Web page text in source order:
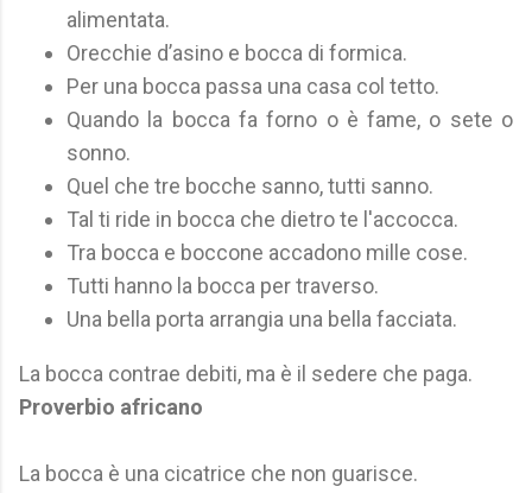
alimentata.
Orecchie d’asino e bocca di formica.
Per una bocca passa una casa col tetto.
Quando la bocca fa forno o è fame, o sete o
sonno.
Quel che tre bocche sanno, tutti sanno.
Tal ti ride in bocca che dietro te l'accocca.
Tra bocca e boccone accadono mille cose.
Tutti hanno la bocca per traverso.
Una bella porta arrangia una bella facciata.
La bocca contrae debiti, ma è il sedere che paga.
Proverbio africano
La bocca è una cicatrice che non guarisce.